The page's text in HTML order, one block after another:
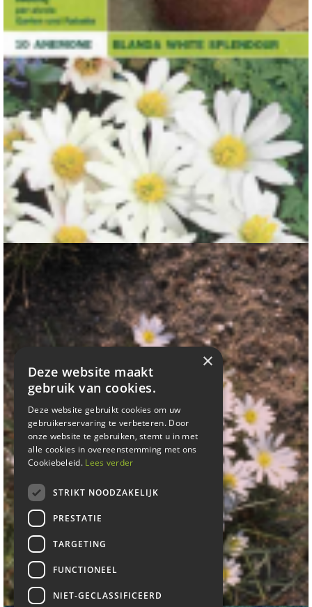
Blauwe anemoon
Anemone 'White Splendour'
Anemone blanda 'White Splendour'
×
Deze website maakt
gebruik van cookies.
Deze website gebruikt cookies om uw
gebruikerservaring te verbeteren. Door
onze website te gebruiken, stemt u in met
alle cookies in overeenstemming met ons
Cookiebeleid. Lees verder
STRIKT NOODZAKELIJK
PRESTATIE
TARGETING
FUNCTIONEEL
NIET-GECLASSIFICEERD